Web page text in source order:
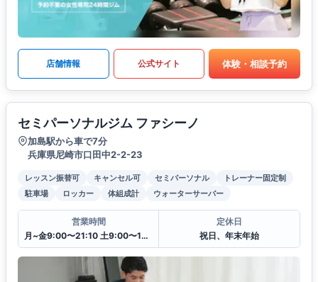
店舗情報 公式サイト 体験・相談予約
セミパーソナルジム ファシーノ
加島駅から車で7分
兵庫県尼崎市口田中2-2-23
レッスン振替可 キャンセル可 セミパーソナル
トレーナー固定制
駐車場
ロッカー 体組成計 ウォーターサーバー
営業時間
月~金9:00〜21:10 土9:00〜14:00 日9:00〜15:00
定休日
祝日、年末年始